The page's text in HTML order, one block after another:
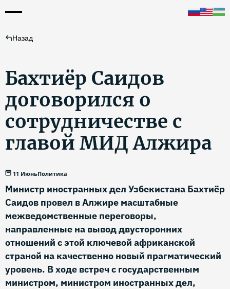
Назад
Бахтиёр Саидов
договорился о
сотрудничестве с
главой МИД Алжира
11 ИюньПолитика
Министр иностранных дел Узбекистана Бахтиёр
Саидов провел в Алжире масштабные
межведомственные переговоры,
направленные на вывод двусторонних
отношений с этой ключевой африканской
страной на качественно новый прагматический
уровень. В ходе встреч с государственным
министром, министром иностранных дел,